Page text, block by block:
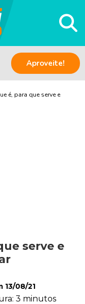
Aproveite!
é, para que serve e
serve e
13/08/21
3 minutos